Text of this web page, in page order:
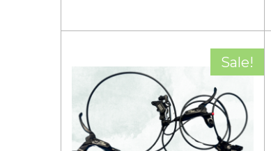
Sale!